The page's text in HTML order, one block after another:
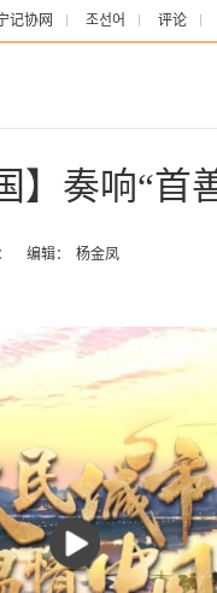
记协网 조선어 评论
】奏响“首
编辑： 杨金凤